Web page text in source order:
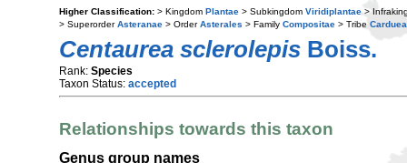
Higher Classification: > Kingdom Plantae > Subkingdom Viridiplantae >
> SuperorderAsteranae > OrderAsterales > Family Compositae > Tribe
Centaurea sclerolepis Boiss.
Rank: Species
Taxon Status: accepted
Relationships towards this taxon
Genus group names